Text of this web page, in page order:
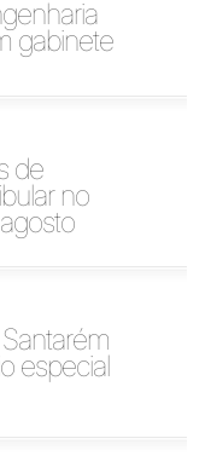
gabinete
de
no
especial